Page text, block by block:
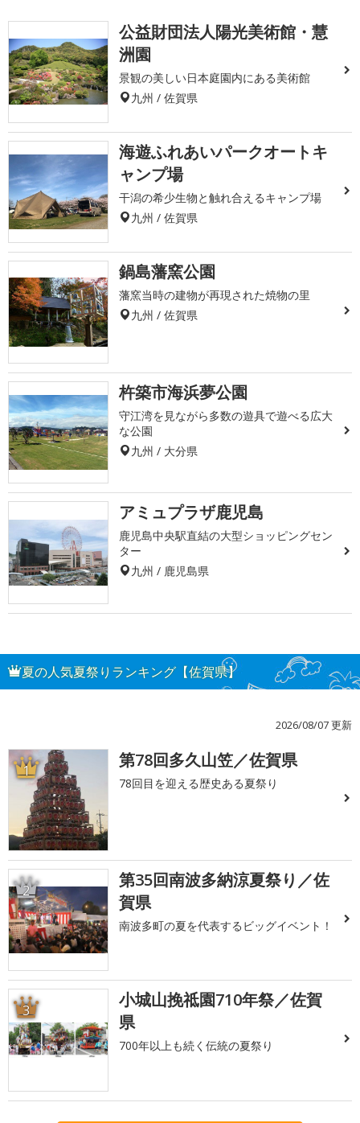
公益財団法人陽光美術館・慧
洲園
景観の美しい日本庭園内にある美術館
九州 / 佐賀県
海遊ふれあいパークオートキ
ャンプ場
干潟の希少生物と触れ合えるキャンプ場
九州 / 佐賀県
鍋島藩窯公園
藩窯当時の建物が再現された焼物の里
九州 / 佐賀県
杵築市海浜夢公園
守江湾を見ながら多数の遊具で遊べる広大
な公園
九州 / 大分県
アミュプラザ鹿児島
鹿児島中央駅直結の大型ショッピングセン
ター
九州 / 鹿児島県
夏の人気夏祭りランキング【佐賀県】
2026/08/07 更新
1 第78回多久山笠／佐賀県
78回目を迎える歴史ある夏祭り
2
第35回南波多納涼夏祭り／佐
賀県
南波多町の夏を代表するビッグイベント！
3
小城山挽祗園710年祭／佐賀
県
700年以上も続く伝統の夏祭り